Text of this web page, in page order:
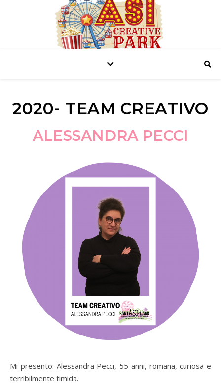
2020- TEAM CREATIVO
ALESSANDRA PECCI
Mi presento: Alessandra Pecci, 55 anni, romana, curiosa e
terribilmente timida.